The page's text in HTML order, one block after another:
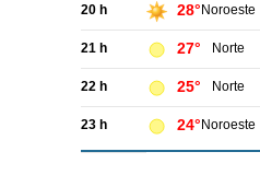
20 h 28° Noroeste
21 h 27° Norte
22 h 25° Norte
23 h 24° Noroeste